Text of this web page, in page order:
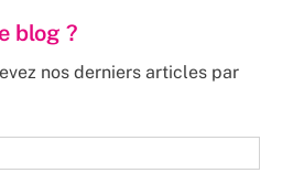
blog ?
nos derniers articles par